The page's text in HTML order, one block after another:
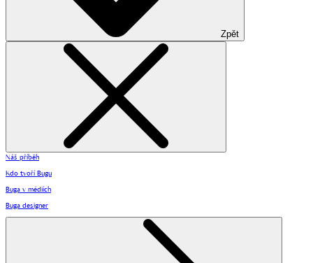
Zpět
Náš příběh
Kdo tvoří Bugu
Buga v médiích
Buga designer